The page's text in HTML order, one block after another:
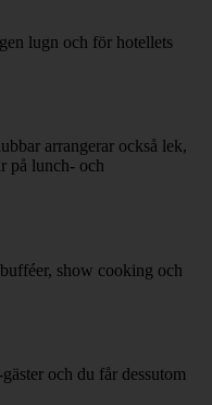
lugn och för hotellets
arrangerar också lek,
på lunch- och
show cooking och
och du får dessutom